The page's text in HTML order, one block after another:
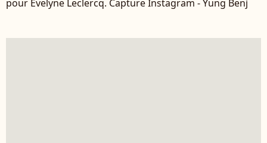
pour Évelyne Leclercq. Capture Instagram - Yung Benj